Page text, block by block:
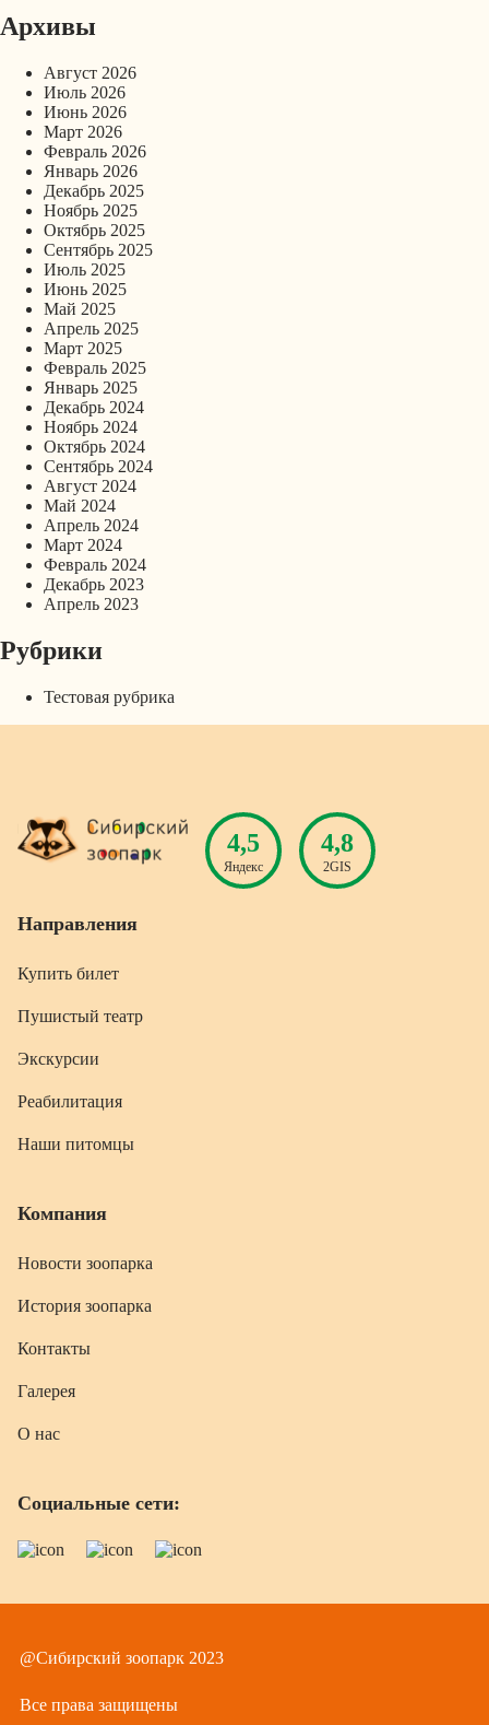
Архивы
Август 2026
Июль 2026
Июнь 2026
Март 2026
Февраль 2026
Январь 2026
Декабрь 2025
Ноябрь 2025
Октябрь 2025
Сентябрь 2025
Июль 2025
Июнь 2025
Май 2025
Апрель 2025
Март 2025
Февраль 2025
Январь 2025
Декабрь 2024
Ноябрь 2024
Октябрь 2024
Сентябрь 2024
Август 2024
Май 2024
Апрель 2024
Март 2024
Февраль 2024
Декабрь 2023
Апрель 2023
Рубрики
Тестовая рубрика
4,5
Яндекс
4,8
2GIS
Направления
Купить билет
Пушистый театр
Экскурсии
Реабилитация
Наши питомцы
Компания
Новости зоопарка
История зоопарка
Контакты
Галерея
О нас
Социальные сети:
@Сибирский зоопарк 2023
Все права защищены